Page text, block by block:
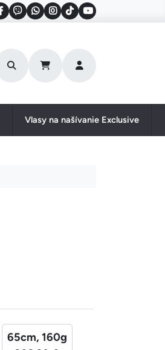
Vlasy na našívanie Exclusive
65cm, 160g